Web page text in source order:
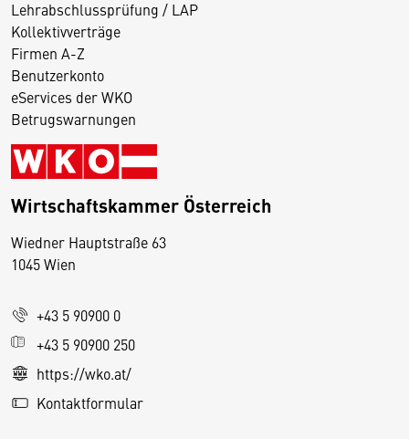
Lehrabschlussprüfung / LAP
Kollektivverträge
Firmen A-Z
Benutzerkonto
eServices der WKO
Betrugswarnungen
Wirtschaftskammer Österreich
Wiedner Hauptstraße 63
1045 Wien
+43 5 90900 0
+43 5 90900 250
https://wko.at/
Kontaktformular
D
s
e
S
e